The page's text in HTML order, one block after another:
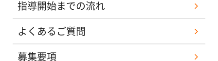
指導開始までの流れ
よくあるご質問
募集要項